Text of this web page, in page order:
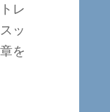
レ
ッ
を